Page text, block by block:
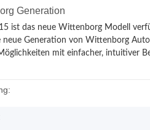
Generation
ist das neue Wittenborg Modell
neue Generation von Wittenborg
mit einfacher, intuitiver